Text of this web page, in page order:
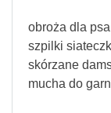
obroża dla
szpilki
skórzane
mucha do